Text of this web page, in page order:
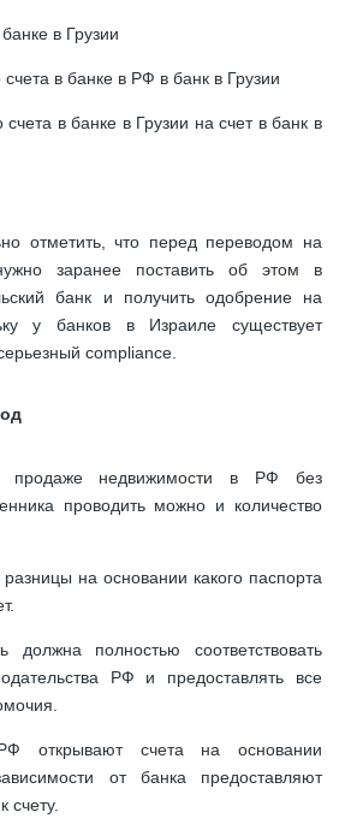
в Грузии
в банке в РФ в банк в Грузии
в банке в Грузии на счет в банк в
отметить, что перед переводом на
заранее поставить об этом в
банк и получить одобрение на
у банков в Израиле существует
compliance.
недвижимости в РФ без
проводить можно и количество
на основании какого паспорта
должна полностью соответствовать
РФ и предоставлять все
открывают счета на основании
от банка предоставляют
счету.